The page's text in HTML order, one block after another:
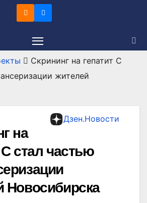
Скрининг на гепатит С
жителей
Дзен.Новости
на
С стал частью
Новосибирска